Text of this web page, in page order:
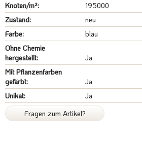
Knoten/m²:
195000
Zustand:
neu
Farbe:
blau
Ohne Chemie
hergestellt:
Ja
Mit Pflanzenfarben
gefärbt:
Ja
Unikat:
Ja
Fragen zum Artikel?